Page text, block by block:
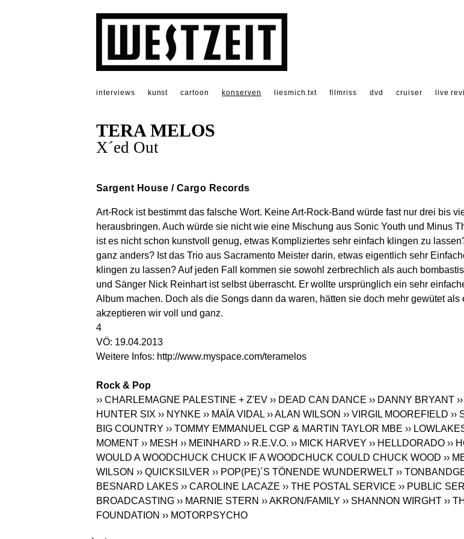
interviews kunst cartoon konserven liesmich.txt filmriss dvd cruiser live
TERA MELOS
X´ed Out
Sargent House / Cargo Records
Art-Rock ist bestimmt das falsche Wort. Keine Art-Rock-Band würde fast nur drei bis
herausbringen. Auch würde sie nicht wie eine Mischung aus Sonic Youth und Minus
ist es nicht schon kunstvoll genug, etwas Kompliziertes sehr einfach klingen zu
ganz anders? Ist das Trio aus Sacramento Meister darin, etwas eigentlich sehr
klingen zu lassen? Auf jeden Fall kommen sie sowohl zerbrechlich als auch
und Sänger Nick Reinhart ist selbst überrascht. Er wollte ursprünglich ein sehr
Album machen. Doch als die Songs dann da waren, hätten sie doch mehr gewütet als
akzeptieren wir voll und ganz.
4
VÖ: 19.04.2013
Weitere Infos: http://www.myspace.com/teramelos
Rock & Pop
›› CHARLEMAGNE PALESTINE + Z'EV ›› DEAD CAN DANCE ›› DANNY BRYANT
HUNTER SIX ›› NYNKE ›› MAÏA VIDAL ›› ALAN WILSON ›› VIRGIL MOOREFIELD ››
BIG COUNTRY ›› TOMMY EMMANUEL CGP & MARTIN TAYLOR MBE ››
MOMENT ›› MESH ›› MEINHARD ›› R.E.V.O. ›› MICK HARVEY ›› HELLDORADO ››
WOULD A WOODCHUCK CHUCK IF A WOODCHUCK COULD CHUCK WOOD ››
WILSON ›› QUICKSILVER ›› POP(PE)´S TÖNENDE WUNDERWELT ››
BESNARD LAKES ›› CAROLINE LACAZE ›› THE POSTAL SERVICE ›› PUBLIC
BROADCASTING ›› MARNIE STERN ›› AKRON/FAMILY ›› SHANNON WIRGHT ››
FOUNDATION ›› MOTORPSYCHO